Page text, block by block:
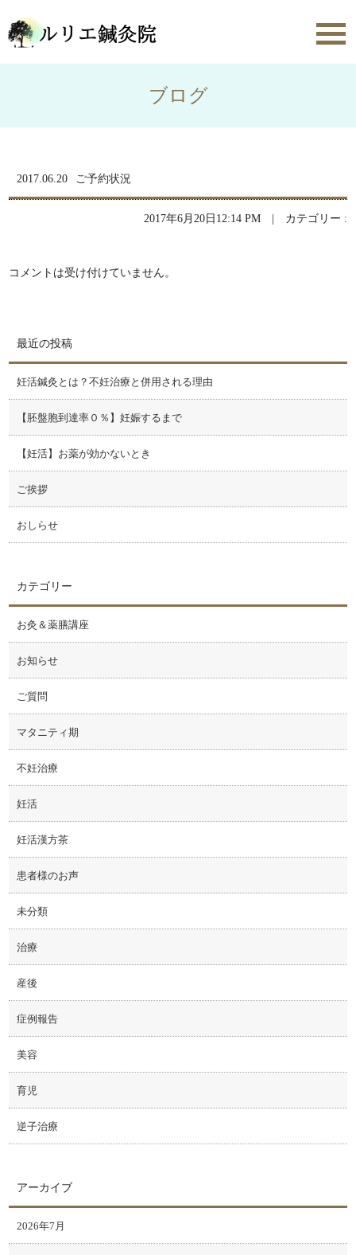
ブログ
2017.06.20 ご予約状況
2017年6月20日12:14 PM | カテゴリー :
コメントは受け付けていません。
最近の投稿
妊活鍼灸とは？不妊治療と併用される理由
【胚盤胞到達率０％】妊娠するまで
【妊活】お薬が効かないとき
ご挨拶
おしらせ
カテゴリー
お灸＆薬膳講座
お知らせ
ご質問
マタニティ期
不妊治療
妊活
妊活漢方茶
患者様のお声
未分類
治療
産後
症例報告
美容
育児
逆子治療
アーカイブ
2026年7月